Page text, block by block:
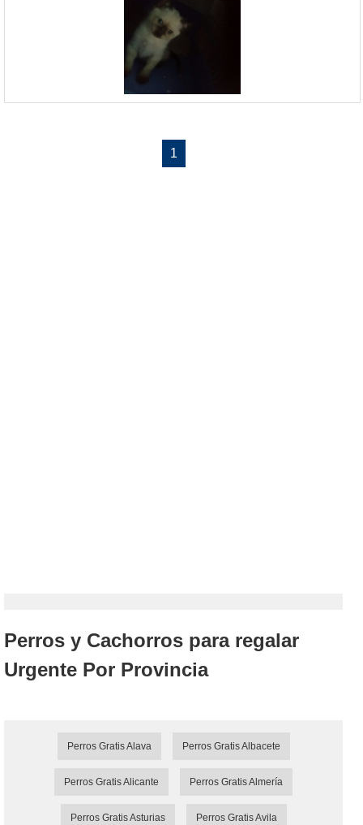
1
Perros y Cachorros para regalar
Urgente Por Provincia
Perros Gratis Alava Perros Gratis Albacete
Perros Gratis Alicante Perros Gratis Almería
Perros Gratis Asturias Perros Gratis Avila